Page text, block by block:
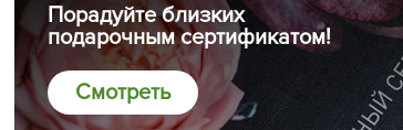
Порадуйте близких
подарочным сертификатом!
Смотреть